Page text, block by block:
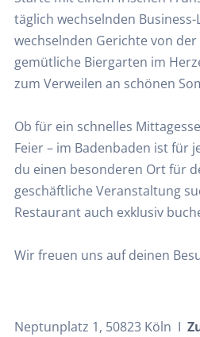
täglich wechselnden
wechselnden Gerichte von
gemütliche Biergarten im
zum Verweilen an schönen
Ob für ein schnelles
Feier – im Badenbaden ist für
du einen besonderen Ort für
geschäftliche Veranstaltung
Restaurant auch exklusiv
Wir freuen uns auf deinen
Neptunplatz 1, 50823 Köln I